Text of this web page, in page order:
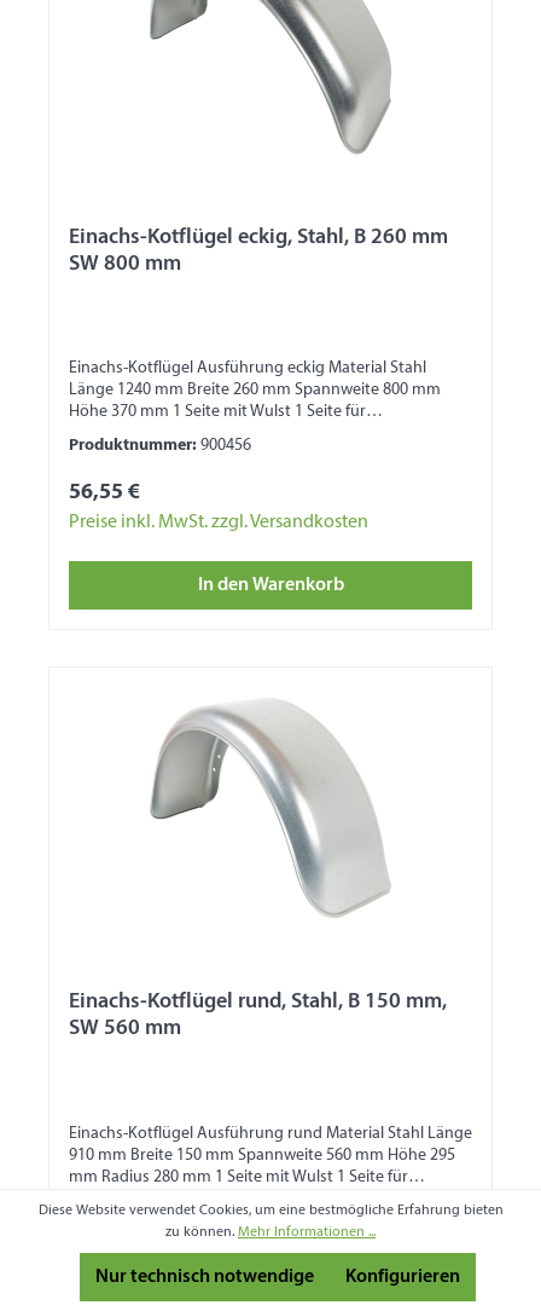
Einachs-Kotflügel eckig, Stahl, B 260 mm
SW 800 mm
Einachs-Kotflügel Ausführung eckig Material Stahl
Länge 1240 mm Breite 260 mm Spannweite 800 mm
Höhe 370 mm 1 Seite mit Wulst 1 Seite für
Bordwandbefestigung
Produktnummer: 900456
56,55 €
Preise inkl. MwSt. zzgl. Versandkosten
In den Warenkorb
Einachs-Kotflügel rund, Stahl, B 150 mm,
SW 560 mm
Einachs-Kotflügel Ausführung rund Material Stahl Länge
910 mm Breite 150 mm Spannweite 560 mm Höhe 295
mm Radius 280 mm 1 Seite mit Wulst 1 Seite für
Produktnummer: 900457
29,86 €
Preise inkl. MwSt. zzgl. Versandkosten
Diese Website verwendet Cookies, um eine bestmögliche Erfahrung bieten
zu können. Mehr Informationen ...
Nur technisch notwendige Konfigurieren